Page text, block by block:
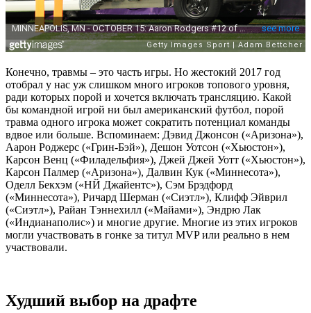
Конечно, травмы – это часть игры. Но жестокий 2017 год
отобрал у нас уж слишком много игроков топового уровня,
ради которых порой и хочется включать трансляцию. Какой
бы командной игрой ни был американский футбол, порой
травма одного игрока может сократить потенциал команды
вдвое или больше. Вспоминаем: Дэвид Джонсон («Аризона»),
Аарон Роджерс («Грин-Бэй»), Дешон Уотсон («Хьюстон»),
Карсон Венц («Филадельфия»), Джей Джей Уотт («Хьюстон»),
Карсон Палмер («Аризона»), Далвин Кук («Миннесота»),
Оделл Бекхэм («НЙ Джайентс»), Сэм Брэдфорд
(«Миннесота»), Ричард Шерман («Сиэтл»), Клифф Эйврил
(«Сиэтл»), Райан Тэннехилл («Майами»), Эндрю Лак
(«Индианаполис») и многие другие. Многие из этих игроков
могли участвовать в гонке за титул MVP или реально в нем
участвовали.
Худший выбор на драфте